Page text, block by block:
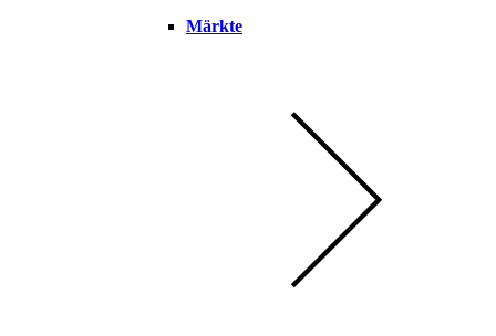
Märkte